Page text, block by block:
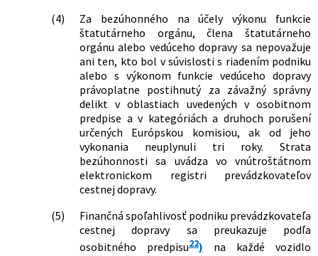
(4)
Za bezúhonného na účely výkonu funkcie
štatutárneho orgánu, člena štatutárneho
orgánu alebo vedúceho dopravy sa nepovažuje
ani ten, kto bol v súvislosti s riadením podniku
alebo s výkonom funkcie vedúceho dopravy
právoplatne postihnutý za závažný správny
delikt v oblastiach uvedených v osobitnom
predpise a v kategóriách a druhoch porušení
určených Európskou komisiou, ak od jeho
vykonania neuplynuli tri roky. Strata
bezúhonnosti sa uvádza vo vnútroštátnom
elektronickom registri prevádzkovateľov
cestnej dopravy.
(5)
Finančná spoľahlivosť podniku prevádzkovateľa
cestnej dopravy sa preukazuje podľa
osobitného predpisu22) na každé vozidlo